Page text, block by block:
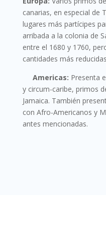
canarias, en especial de
lugares más partícipes
arribada a la colonia de
entre el 1680 y 1760,
cantidades más
Americas: Presenta
y circum-caribe, primos
Jamaica. También
con Afro-Americanos y
antes mencionadas.